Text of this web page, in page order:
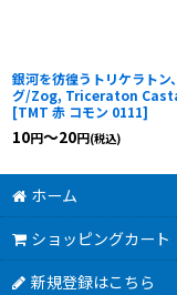
銀河を彷徨うトリケラトン
グ/Zog, Triceraton
[TMT 赤 コモン 0111]
10円～20円(税込)
ホーム
ショッピングカート
新規登録はこちら